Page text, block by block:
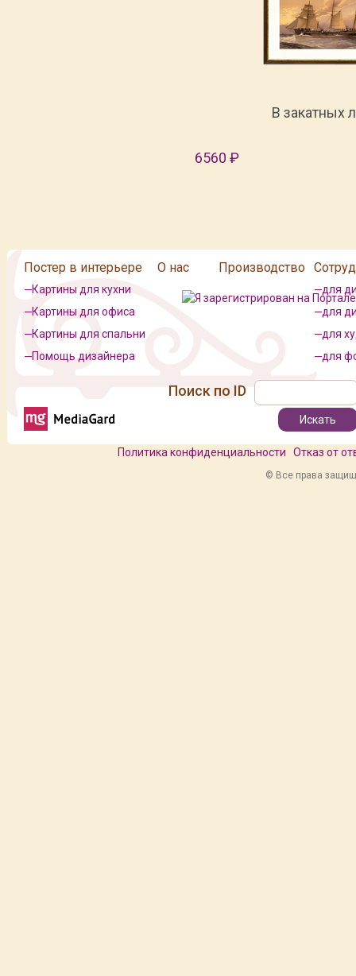
В закатных
6560 ₽
Постер в интерьере
Картины для кухни
Картины для офиса
Картины для спальни
Помощь дизайнера
О нас Производство
для
для
для
для
Поиск по ID
Политика конфиденциальности Отказ от
© Все права